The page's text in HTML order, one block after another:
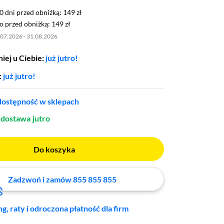
dni przed obniżką: 149 zł
dni przed obniżką: 149 zł
przed obniżką: 149 zł
przed obniżką: 149 zł
- 31.08.2026
u Ciebie: już jutro!
już jutro!
w sklepach
jutro
Do koszyka
Zadzwoń i zamów 855 855 855
raty i odroczona płatność dla firm